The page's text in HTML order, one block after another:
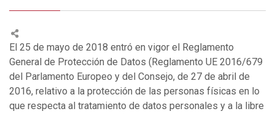
El 25 de mayo de 2018 entró en vigor el Reglamento
General de Protección de Datos (Reglamento UE 2016/679
del Parlamento Europeo y del Consejo, de 27 de abril de
2016, relativo a la protección de las personas físicas en lo
que respecta al tratamiento de datos personales y a la libre